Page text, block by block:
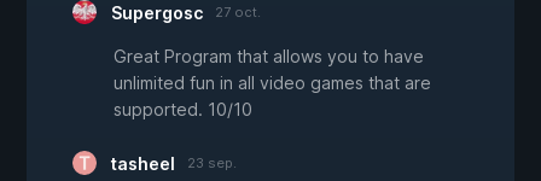
Supergosc 27 oct.
Great Program that allows you to have
unlimited fun in all video games that are
supported. 10/10
tasheel 23 sep.